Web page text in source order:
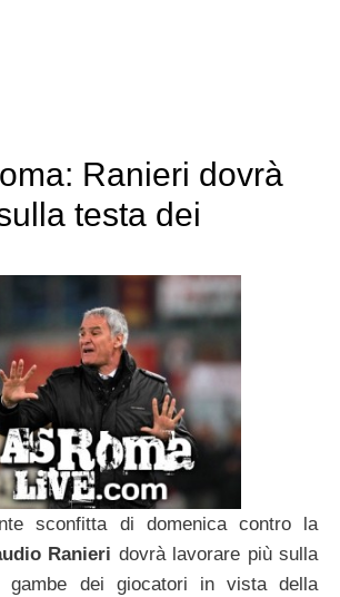
Ranieri dovrà
testa dei
sconfitta di domenica contro la
Ranieri dovrà lavorare più sulla
gambe dei giocatori in vista della